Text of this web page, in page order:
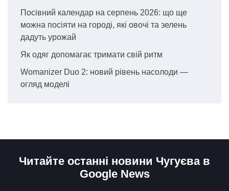
Посівний календар на серпень 2026: що ще
можна посіяти на городі, які овочі та зелень
дадуть урожай
Як одяг допомагає тримати свій ритм
Womanizer Duo 2: новий рівень насолоди —
огляд моделі
Читайте останні новини Чугуєва в
Google News